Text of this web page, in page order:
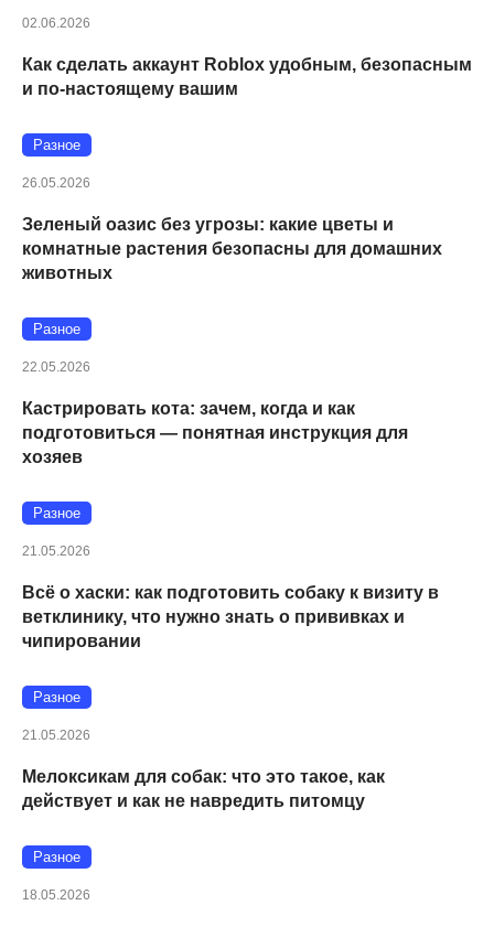
02.06.2026
Как сделать аккаунт Roblox удобным, безопасным
и по-настоящему вашим
Разное
26.05.2026
Зеленый оазис без угрозы: какие цветы и
комнатные растения безопасны для домашних
животных
Разное
22.05.2026
Кастрировать кота: зачем, когда и как
подготовиться — понятная инструкция для
хозяев
Разное
21.05.2026
Всё о хаски: как подготовить собаку к визиту в
ветклинику, что нужно знать о прививках и
чипировании
Разное
21.05.2026
Мелоксикам для собак: что это такое, как
действует и как не навредить питомцу
Разное
18.05.2026